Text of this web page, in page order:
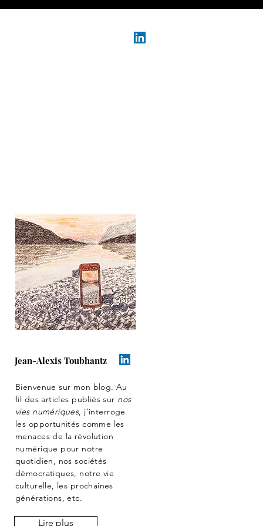
Jean-Alexis Toubhantz
Bienvenue sur mon blog. Au
fil des articles publiés sur nos
vies numériques, j’interroge
les opportunités comme les
menaces de la révolution
numérique pour notre
quotidien, nos sociétés
démocratiques, notre vie
culturelle, les prochaines
générations, etc.
Lire plus